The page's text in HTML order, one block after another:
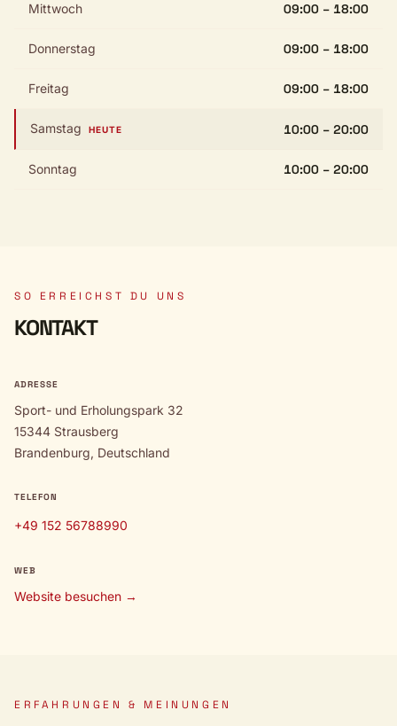
Mittwoch 09:00 – 18:00
Donnerstag 09:00 – 18:00
Freitag 09:00 – 18:00
Samstag HEUTE 10:00 – 20:00
Sonntag 10:00 – 20:00
SO ERREICHST DU UNS
KONTAKT
ADRESSE
Sport- und Erholungspark 32
15344 Strausberg
Brandenburg, Deutschland
TELEFON
+49 152 56788990
WEB
Website besuchen →
ERFAHRUNGEN & MEINUNGEN